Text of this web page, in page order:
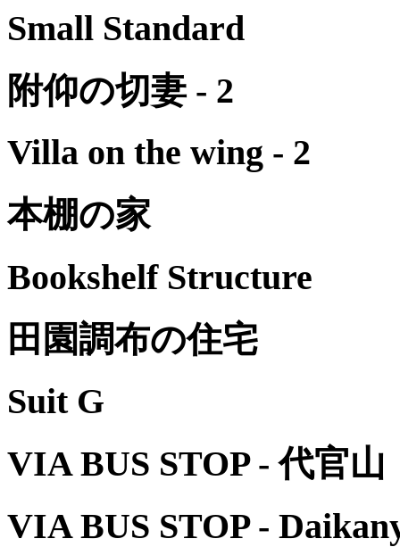
Small Standard
附仰の切妻 - 2
Villa on the wing - 2
本棚の家
Bookshelf Structure
田園調布の住宅
Suit G
VIA BUS STOP - 代官山
VIA BUS STOP -